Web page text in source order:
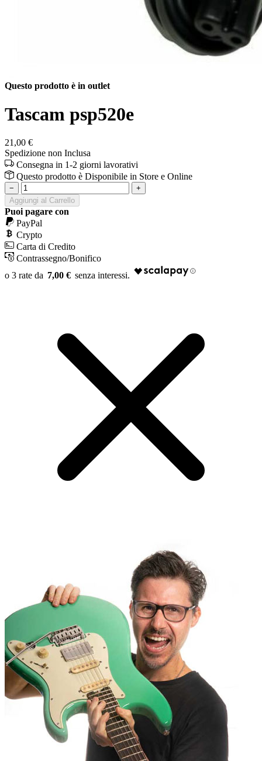
Questo prodotto è in outlet
Tascam psp520e
21,00 €
Spedizione non Inclusa
Consegna in 1-2 giorni lavorativi
Questo prodotto è Disponibile in Store e Online
−
+
Aggiungi al Carrello
Puoi pagare con
PayPal
Crypto
Carta di Credito
Contrassegno/Bonifico
7,00 €